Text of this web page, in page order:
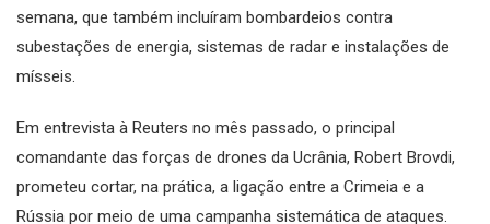
semana, que também incluíram bombardeios contra
subestações de energia, sistemas de radar e instalações de
mísseis.
Em entrevista à Reuters no mês passado, o principal
comandante das forças de drones da Ucrânia, Robert Brovdi,
prometeu cortar, na prática, a ligação entre a Crimeia e a
Rússia por meio de uma campanha sistemática de ataques.